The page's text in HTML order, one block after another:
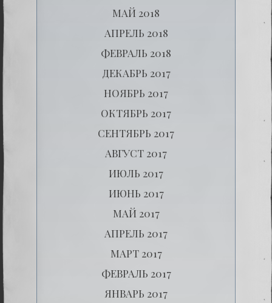
МАЙ 2018
АПРЕЛЬ 2018
ФЕВРАЛЬ 2018
ДЕКАБРЬ 2017
НОЯБРЬ 2017
ОКТЯБРЬ 2017
СЕНТЯБРЬ 2017
АВГУСТ 2017
ИЮЛЬ 2017
ИЮНЬ 2017
МАЙ 2017
АПРЕЛЬ 2017
МАРТ 2017
ФЕВРАЛЬ 2017
ЯНВАРЬ 2017